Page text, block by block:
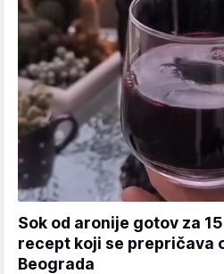
Sok od aronije gotov za
recept koji se prepričava
Beograda